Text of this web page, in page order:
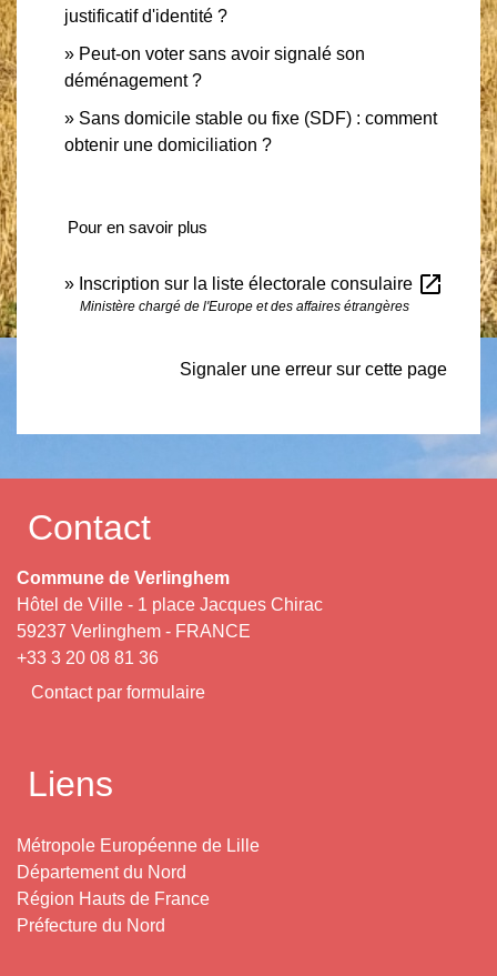
justificatif d'identité ?
Peut-on voter sans avoir signalé son
déménagement ?
Sans domicile stable ou fixe (SDF) : comment
obtenir une domiciliation ?
Pour en savoir plus
Inscription sur la liste électorale consulaire open_in_new
Ministère chargé de l'Europe et des affaires étrangères
Signaler une erreur sur cette page
Contact
Commune de Verlinghem
Hôtel de Ville - 1 place Jacques Chirac
59237 Verlinghem - FRANCE
+33 3 20 08 81 36
Contact par formulaire
Liens
Métropole Européenne de Lille
Département du Nord
Région Hauts de France
Préfecture du Nord